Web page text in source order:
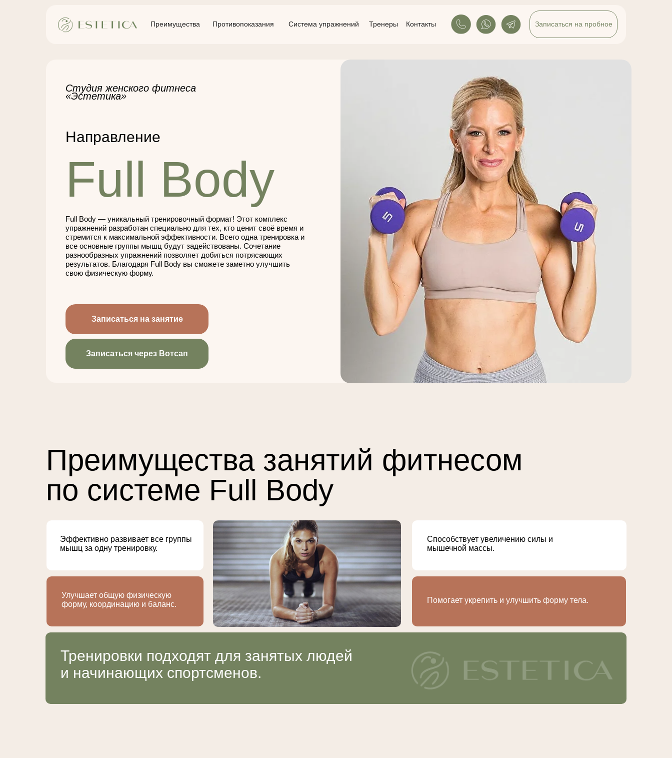
Преимущества Противопоказания Система упражнений Контакты Записаться на пробное
Тренеры
Студия женского фитнеса
«Эстетика»
Full Body
Записаться на занятие
Направление
Full Body — уникальный тренировочный формат! Этот комплекс
упражнений разработан специально для тех, кто ценит своё время и
стремится к максимальной эффективности. Всего одна тренировка и
все основные группы мышц будут задействованы. Сочетание
разнообразных упражнений позволяет добиться потрясающих
результатов. Благодаря Full Body вы сможете заметно улучшить
свою физическую форму.
Записаться через Вотсап
Преимущества занятий фитнесом
по системе Full Body
Эффективно развивает все группы
мышц за одну тренировку.
Улучшает общую физическую
форму, координацию и баланс.
Помогает укрепить и улучшить форму тела.
Способствует увеличению силы и
мышечной массы.
Тренировки подходят для занятых людей
и начинающих спортсменов.